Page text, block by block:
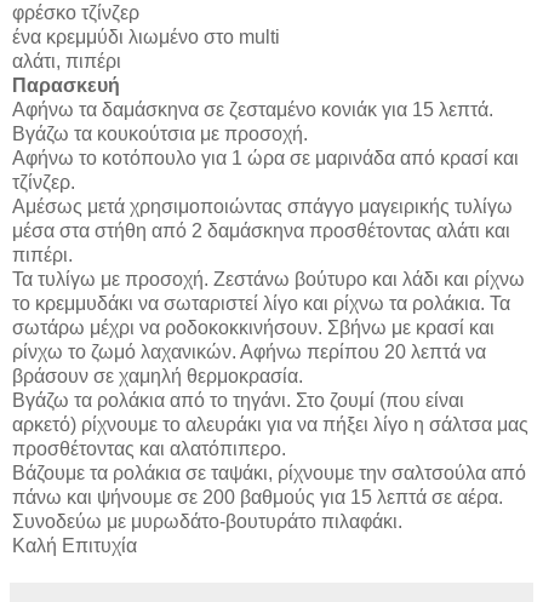
φρέσκο τζίνζερ
ένα κρεμμύδι λιωμένο στο multi
αλάτι, πιπέρι
Παρασκευή
Αφήνω τα δαμάσκηνα σε ζεσταμένο κονιάκ για 15 λεπτά.
Βγάζω τα κουκούτσια με προσοχή.
Αφήνω το κοτόπουλο για 1 ώρα σε μαρινάδα από κρασί και
τζίνζερ.
Αμέσως μετά χρησιμοποιώντας σπάγγο μαγειρικής τυλίγω
μέσα στα στήθη από 2 δαμάσκηνα προσθέτοντας αλάτι και
πιπέρι.
Τα τυλίγω με προσοχή. Ζεστάνω βούτυρο και λάδι και ρίχνω
το κρεμμυδάκι να σωταριστεί λίγο και ρίχνω τα ρολάκια. Τα
σωτάρω μέχρι να ροδοκοκκινήσουν. Σβήνω με κρασί και
ρίνχω το ζωμό λαχανικών. Αφήνω περίπου 20 λεπτά να
βράσουν σε χαμηλή θερμοκρασία.
Βγάζω τα ρολάκια από το τηγάνι. Στο ζουμί (που είναι
αρκετό) ρίχνουμε το αλευράκι για να πήξει λίγο η σάλτσα μας
προσθέτοντας και αλατόπιπερο.
Βάζουμε τα ρολάκια σε ταψάκι, ρίχνουμε την σαλτσούλα από
πάνω και ψήνουμε σε 200 βαθμούς για 15 λεπτά σε αέρα.
Συνοδεύω με μυρωδάτο-βουτυράτο πιλαφάκι.
Καλή Επιτυχία